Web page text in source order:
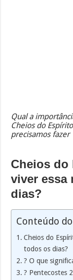
Qual a
Cheios do
precisamos fazer
Cheios do
viver essa
dias?
Conteúdo
Cheios do
todos os dias?
?️ O que
? Pentecostes